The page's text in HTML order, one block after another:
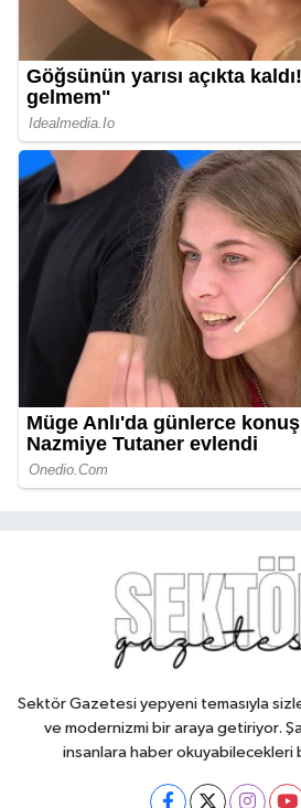
Sektör Gazetesi yepyeni temasıyla
ve modernizmi bir araya getiriyor.
insanlara haber okuyabilecekleri